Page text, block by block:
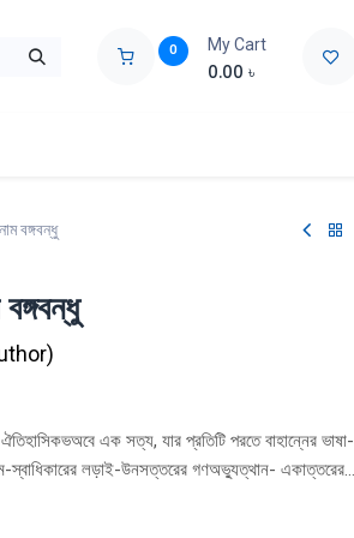
0 My Cart
0.00 ৳
বঙ্গবন্ধু
)
ঐতিহাসিকভঅবে এক সত্য, যার প্রতিটি পরতে বাহান্নের ভাষা-
স্বাধিকারের লড়াই-উনসত্তরের গণঅভ্যুত্থান- একাত্তরের
এক মহাকাব্যের অমর রচয়িতা-বিশ্বের সর্বকালের সর্বশ্রেষ্ঠ